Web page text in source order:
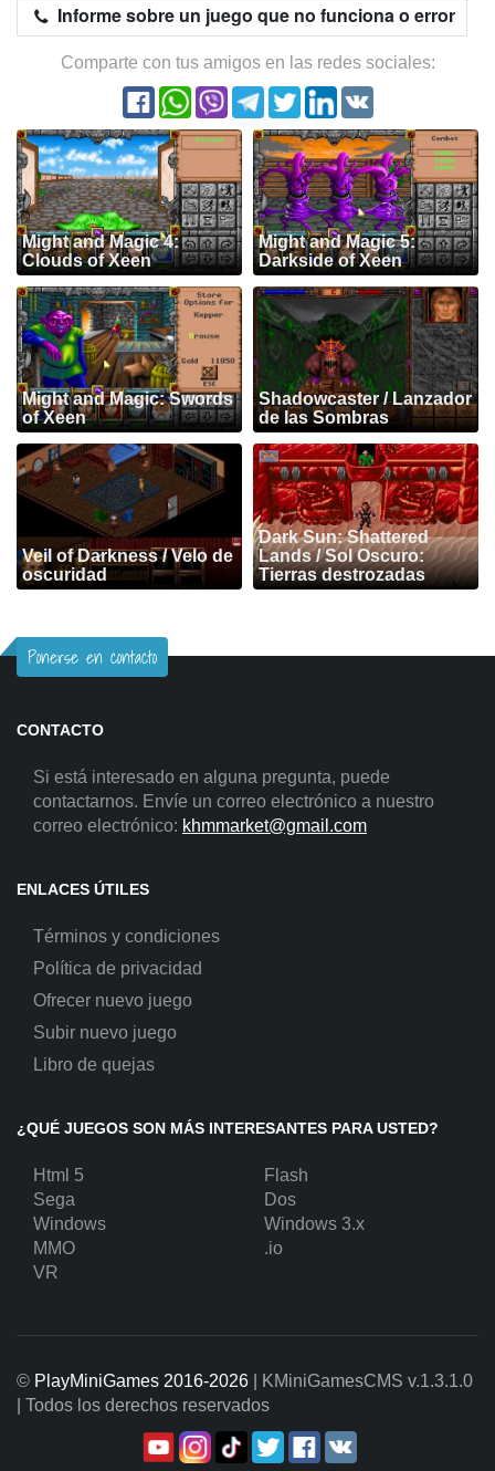
Informe sobre un juego que no funciona o error
Comparte con tus amigos en las redes sociales:
Might and Magic 4:
Clouds of Xeen
Might and Magic 5:
Darkside of Xeen
Might and Magic: Swords
of Xeen
Shadowcaster / Lanzador
de las Sombras
Veil of Darkness / Velo de
oscuridad
Dark Sun: Shattered
Lands / Sol Oscuro:
Tierras destrozadas
Ponerse en contacto
CONTACTO
Si está interesado en alguna pregunta, puede
contactarnos. Envíe un correo electrónico a nuestro
correo electrónico: khmmarket@gmail.com
ENLACES ÚTILES
Términos y condiciones
Política de privacidad
Ofrecer nuevo juego
Subir nuevo juego
Libro de quejas
¿QUÉ JUEGOS SON MÁS INTERESANTES PARA USTED?
Html 5
Flash
Sega
Dos
Windows
Windows 3.x
MMO
.io
VR
© PlayMiniGames 2016-2026 | KMiniGamesCMS v.1.3.1.0
| Todos los derechos reservados